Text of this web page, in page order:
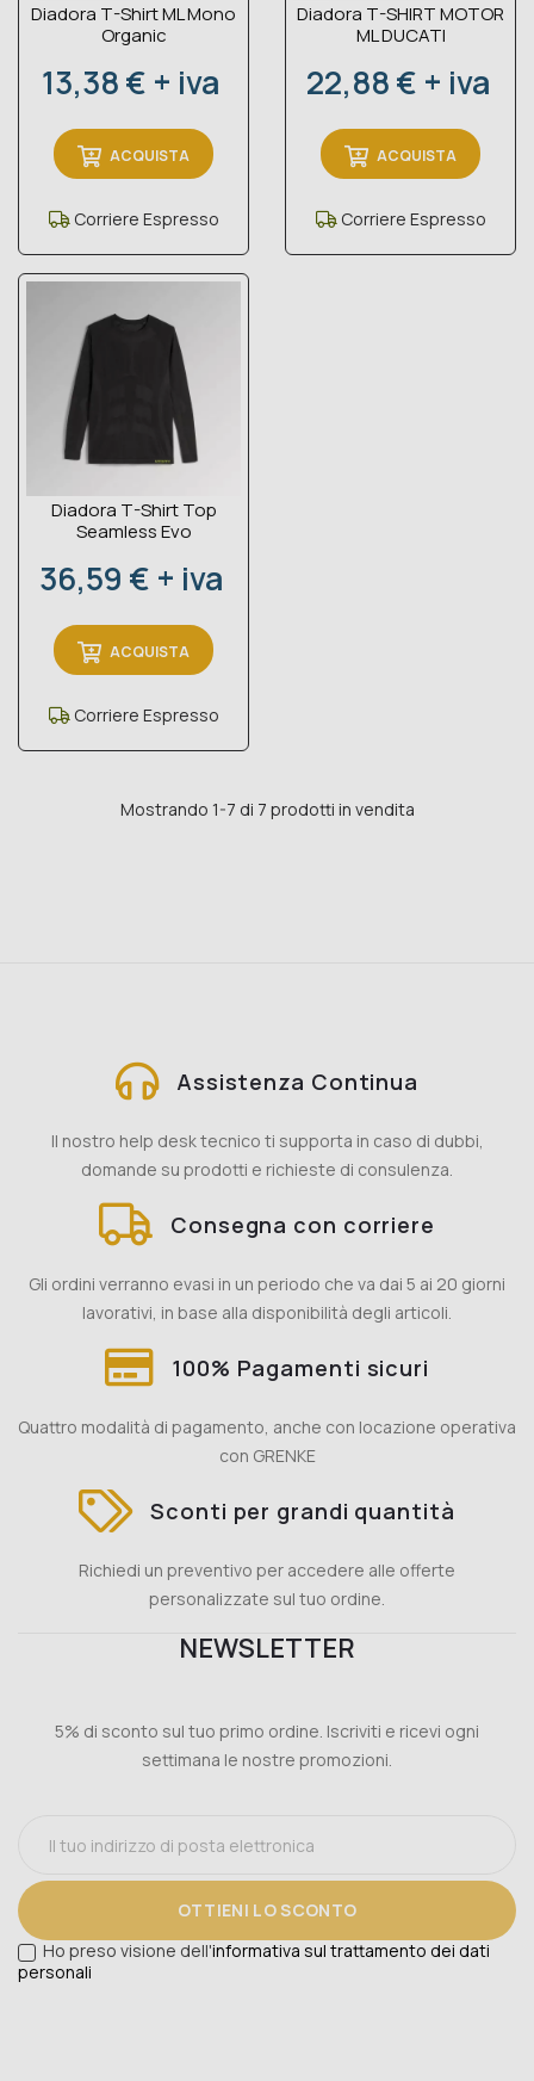
Diadora T-Shirt ML Mono
Organic
Prezzo
13,38 € + iva
ACQUISTA
Corriere Espresso
Diadora T-SHIRT MOTOR
ML DUCATI
Prezzo
22,88 € + iva
ACQUISTA
Corriere Espresso
Diadora T-Shirt Top
Seamless Evo
Prezzo
36,59 € + iva
ACQUISTA
Corriere Espresso
Mostrando 1-7 di 7 prodotti in vendita
Assistenza Continua
Il nostro help desk tecnico ti supporta in caso di dubbi,
domande su prodotti e richieste di consulenza.
Consegna con corriere
Gli ordini verranno evasi in un periodo che va dai 5 ai 20 giorni
lavorativi, in base alla disponibilità degli articoli.
100% Pagamenti sicuri
Quattro modalità di pagamento, anche con locazione operativa
con GRENKE
Sconti per grandi quantità
Richiedi un preventivo per accedere alle offerte
personalizzate sul tuo ordine.
NEWSLETTER
5% di sconto sul tuo primo ordine. Iscriviti e ricevi ogni
settimana le nostre promozioni.
OTTIENI LO SCONTO
Ho preso visione dell'informativa sul trattamento dei dati
personali